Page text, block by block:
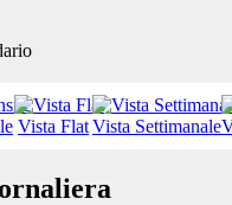
Vista FlatVista Settimanale